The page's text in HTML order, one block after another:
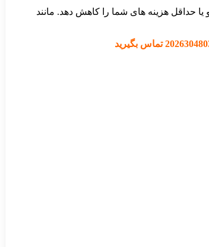
یا حداقل هزینه های شما را کاهش دهد. مانند